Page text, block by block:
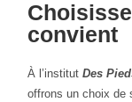
convient
À l’institutDes
offrons un choix de